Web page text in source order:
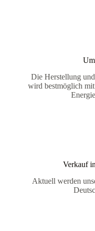
Die Herstellung
wird bestmöglich
Verkauf
Aktuell werden